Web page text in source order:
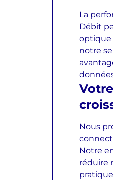
La
Débit
optique
notre
Nous
Notre
réduire